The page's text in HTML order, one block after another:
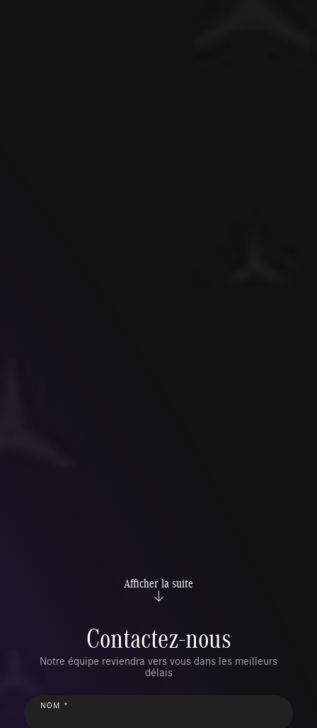
Afficher la suite
Contactez-nous
Notre équipe reviendra vers vous dans les meilleurs
délais
NOM *